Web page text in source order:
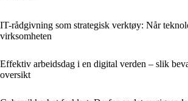
IT-rådgivning som strategisk verktøy: Når
virksomheten
Effektiv arbeidsdag i en digital verden – slik
oversikt